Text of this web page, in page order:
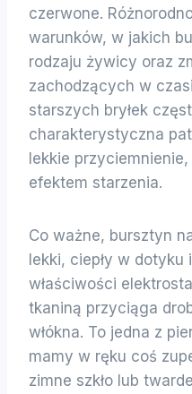
czerwone.
warunków, w jakich
rodzaju żywicy oraz
zachodzących w
starszych bryłek
charakterystyczna
lekkie
efektem starzenia.
Co ważne, bursztyn
lekki, ciepły w
właściwości
tkaniną przyciąga
włókna. To jedna z
mamy w ręku coś
zimne szkło lub